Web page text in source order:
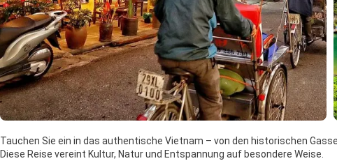
Tauchen Sie ein in das authentische Vietnam – von den historischen
Diese Reise vereint Kultur, Natur und Entspannung auf besondere Weise.